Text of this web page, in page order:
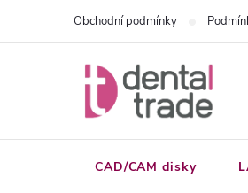
Obchodní podmínky
CAD/CAM disky